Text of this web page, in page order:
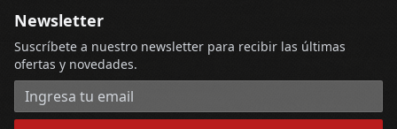
Newsletter
Suscríbete a nuestro newsletter para recibir las últimas
ofertas y novedades.
Dirección de correo electrónico